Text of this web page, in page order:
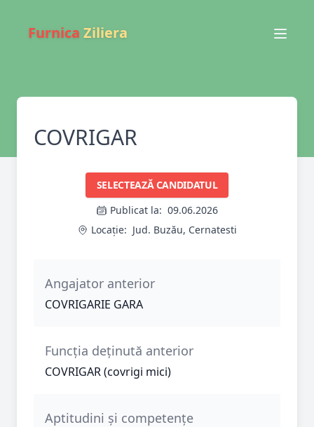
Furnica Ziliera
COVRIGAR
SELECTEAZĂ CANDIDATUL
Publicat la: 09.06.2026
Locație: Jud. Buzău, Cernatesti
Angajator anterior
COVRIGARIE GARA
Funcția deținută anterior
COVRIGAR (covrigi mici)
Aptitudini și competențe